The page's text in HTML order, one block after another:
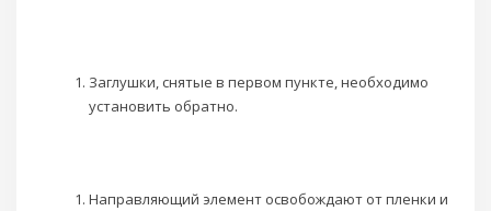
Заглушки, снятые в первом пункте, необходимо
установить обратно.
Направляющий элемент освобождают от пленки и